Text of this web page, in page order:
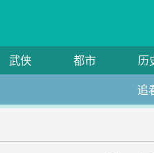
武侠 都市 历
追